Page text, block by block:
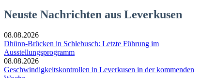
Neuste Nachrichten aus Leverkusen
08.08.2026
Dhünn-Brücken in Schlebusch: Letzte Führung im
Ausstellungsprogramm
08.08.2026
Geschwindigkeitskontrollen in Leverkusen in der kommenden